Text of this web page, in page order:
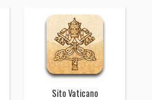
Sito Vaticano